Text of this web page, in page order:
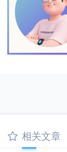
相关文章